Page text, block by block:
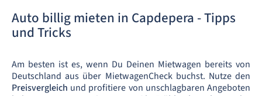
Auto billig mieten in Capdepera - Tipps
und Tricks
Am besten ist es, wenn Du Deinen Mietwagen bereits von
Deutschland aus über MietwagenCheck buchst. Nutze den
Preisvergleich und profitiere von unschlagbaren Angeboten